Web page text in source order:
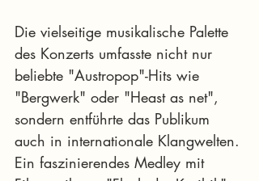
Die vielseitige musikalische Palette
des Konzerts umfasste nicht nur
beliebte "Austropop"-Hits wie
"Bergwerk" oder "Heast as net",
sondern entführte das Publikum
auch in internationale Klangwelten.
Ein faszinierendes Medley mit